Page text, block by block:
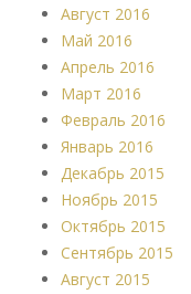
Август 2016
Май 2016
Апрель 2016
Март 2016
Февраль 2016
Январь 2016
Декабрь 2015
Ноябрь 2015
Октябрь 2015
Сентябрь 2015
Август 2015